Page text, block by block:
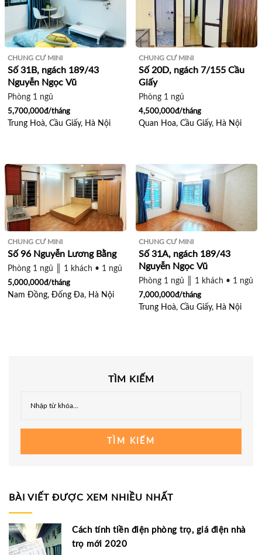
CHUNG CƯ MINI
Số 31B, ngách 189/43
Nguyễn Ngọc Vũ
Phòng 1 ngủ
5,700,000đ/tháng
Trung Hoà, Cầu Giấy, Hà Nội
CHUNG CƯ MINI
Số 20D, ngách 7/155 Cầu
Giấy
Phòng 1 ngủ
4,500,000đ/tháng
Quan Hoa, Cầu Giấy, Hà Nội
CHUNG CƯ MINI
Số 96 Nguyễn Lương Bằng
Phòng 1 ngủ ║ 1 khách • 1 ngủ ║ 1 khách • 2 ngủ
5,000,000đ/tháng
Nam Đồng, Đống Đa, Hà Nội
CHUNG CƯ MINI
Số 31A, ngách 189/43
Nguyễn Ngọc Vũ
Phòng 1 ngủ ║ 1 khách • 1 ngủ
7,000,000đ/tháng
Trung Hoà, Cầu Giấy, Hà Nội
TÌM KIẾM
TÌM KIẾM
BÀI VIẾT ĐƯỢC XEM NHIỀU NHẤT
Cách tính tiền điện phòng trọ, giá điện nhà
trọ mới 2020